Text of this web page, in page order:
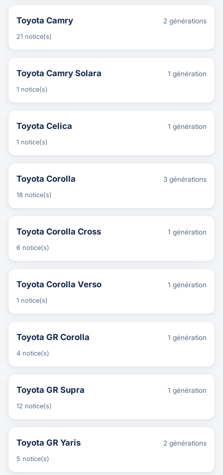
Toyota Camry 2 générations
21 notice(s)
Toyota Camry Solara 1 génération
1 notice(s)
Toyota Celica 1 génération
1 notice(s)
Toyota Corolla 3 générations
18 notice(s)
Toyota Corolla Cross 1 génération
6 notice(s)
Toyota Corolla Verso 1 génération
1 notice(s)
Toyota GR Corolla 1 génération
4 notice(s)
Toyota GR Supra 1 génération
12 notice(s)
Toyota GR Yaris 2 générations
5 notice(s)